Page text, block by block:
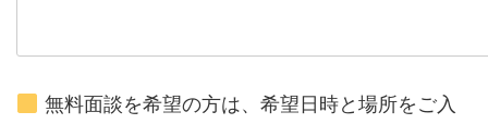
無料面談を希望の方は、希望日時と場所をご入